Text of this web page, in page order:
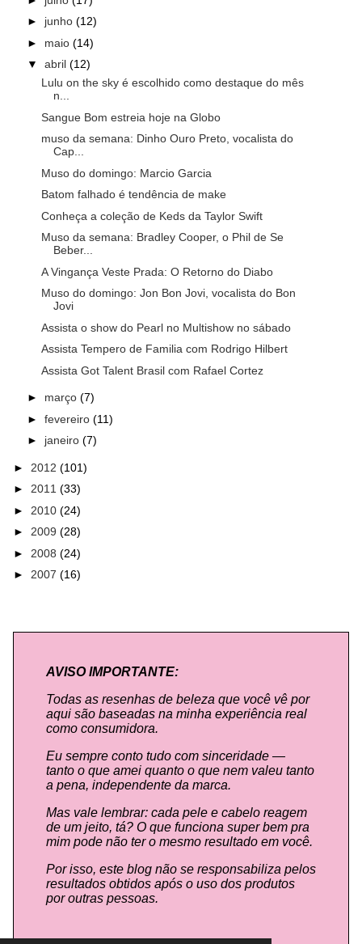
► junho (12)
► maio (14)
▼ abril (12)
Lulu on the sky é escolhido como destaque do mês
n...
Sangue Bom estreia hoje na Globo
muso da semana: Dinho Ouro Preto, vocalista do
Cap...
Muso do domingo: Marcio Garcia
Batom falhado é tendência de make
Conheça a coleção de Keds da Taylor Swift
Muso da semana: Bradley Cooper, o Phil de Se
Beber...
A Vingança Veste Prada: O Retorno do Diabo
Muso do domingo: Jon Bon Jovi, vocalista do Bon
Jovi
Assista o show do Pearl no Multishow no sábado
Assista Tempero de Familia com Rodrigo Hilbert
Assista Got Talent Brasil com Rafael Cortez
► março (7)
► fevereiro (11)
► janeiro (7)
► 2012 (101)
► 2011 (33)
► 2010 (24)
► 2009 (28)
► 2008 (24)
► 2007 (16)
AVISO IMPORTANTE:
Todas as resenhas de beleza que você vê por
aqui são baseadas na minha experiência real
como consumidora.
Eu sempre conto tudo com sinceridade —
tanto o que amei quanto o que nem valeu tanto
a pena, independente da marca.
Mas vale lembrar: cada pele e cabelo reagem
de um jeito, tá? O que funciona super bem pra
mim pode não ter o mesmo resultado em você.
Por isso, este blog não se responsabiliza pelos
resultados obtidos após o uso dos produtos
por outras pessoas.